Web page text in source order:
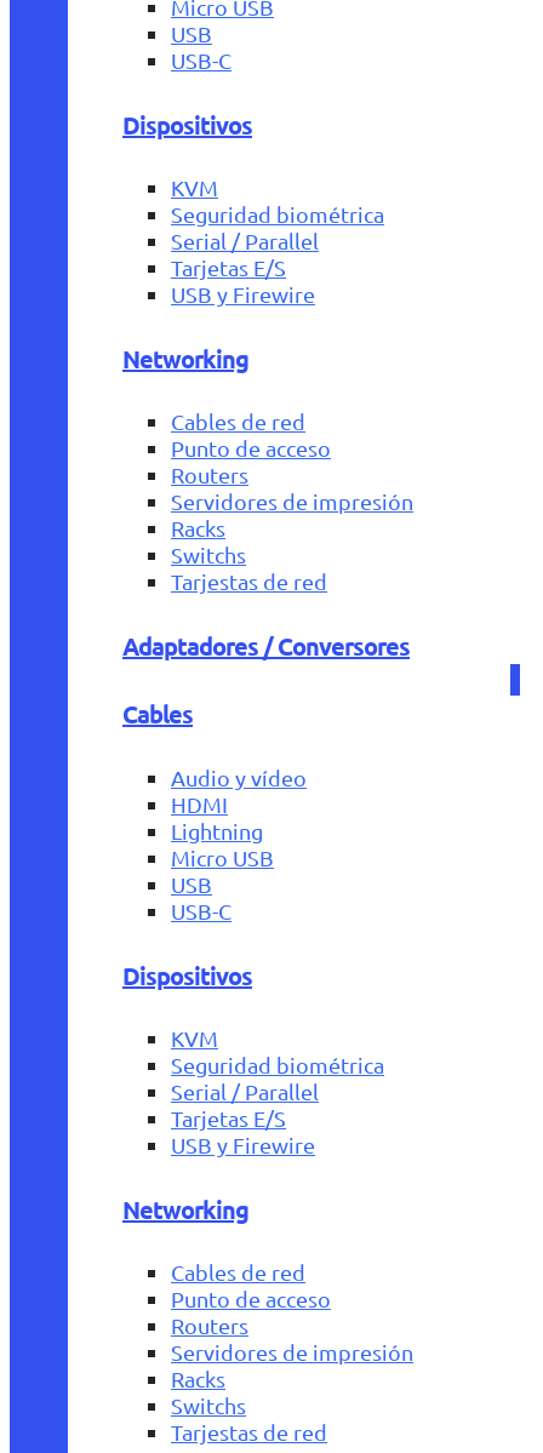
Micro USB
USB
USB-C
Dispositivos
KVM
Seguridad biométrica
Serial / Parallel
Tarjetas E/S
USB y Firewire
Networking
Cables de red
Punto de acceso
Routers
Servidores de impresión
Racks
Switchs
Tarjestas de red
Adaptadores / Conversores
Cables
Audio y vídeo
HDMI
Lightning
Micro USB
USB
USB-C
Dispositivos
KVM
Seguridad biométrica
Serial / Parallel
Tarjetas E/S
USB y Firewire
Networking
Cables de red
Punto de acceso
Routers
Servidores de impresión
Racks
Switchs
Tarjestas de red